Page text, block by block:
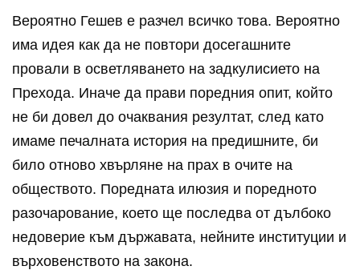
Вероятно Гешев е разчел всичко това. Вероятно
има идея как да не повтори досегашните
провали в осветляването на задкулисието на
Прехода. Иначе да прави поредния опит, който
не би довел до очаквания резултат, след като
имаме печалната история на предишните, би
било отново хвърляне на прах в очите на
обществото. Поредната илюзия и поредното
разочарование, което ще последва от дълбоко
недоверие към държавата, нейните институции и
върховенството на закона.